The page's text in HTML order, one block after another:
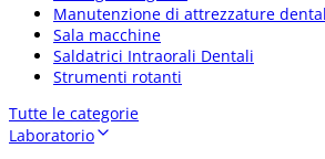
Manutenzione di attrezzature
Sala macchine
Saldatrici Intraorali Dentali
Strumenti rotanti
Tutte le categorie
Laboratorio